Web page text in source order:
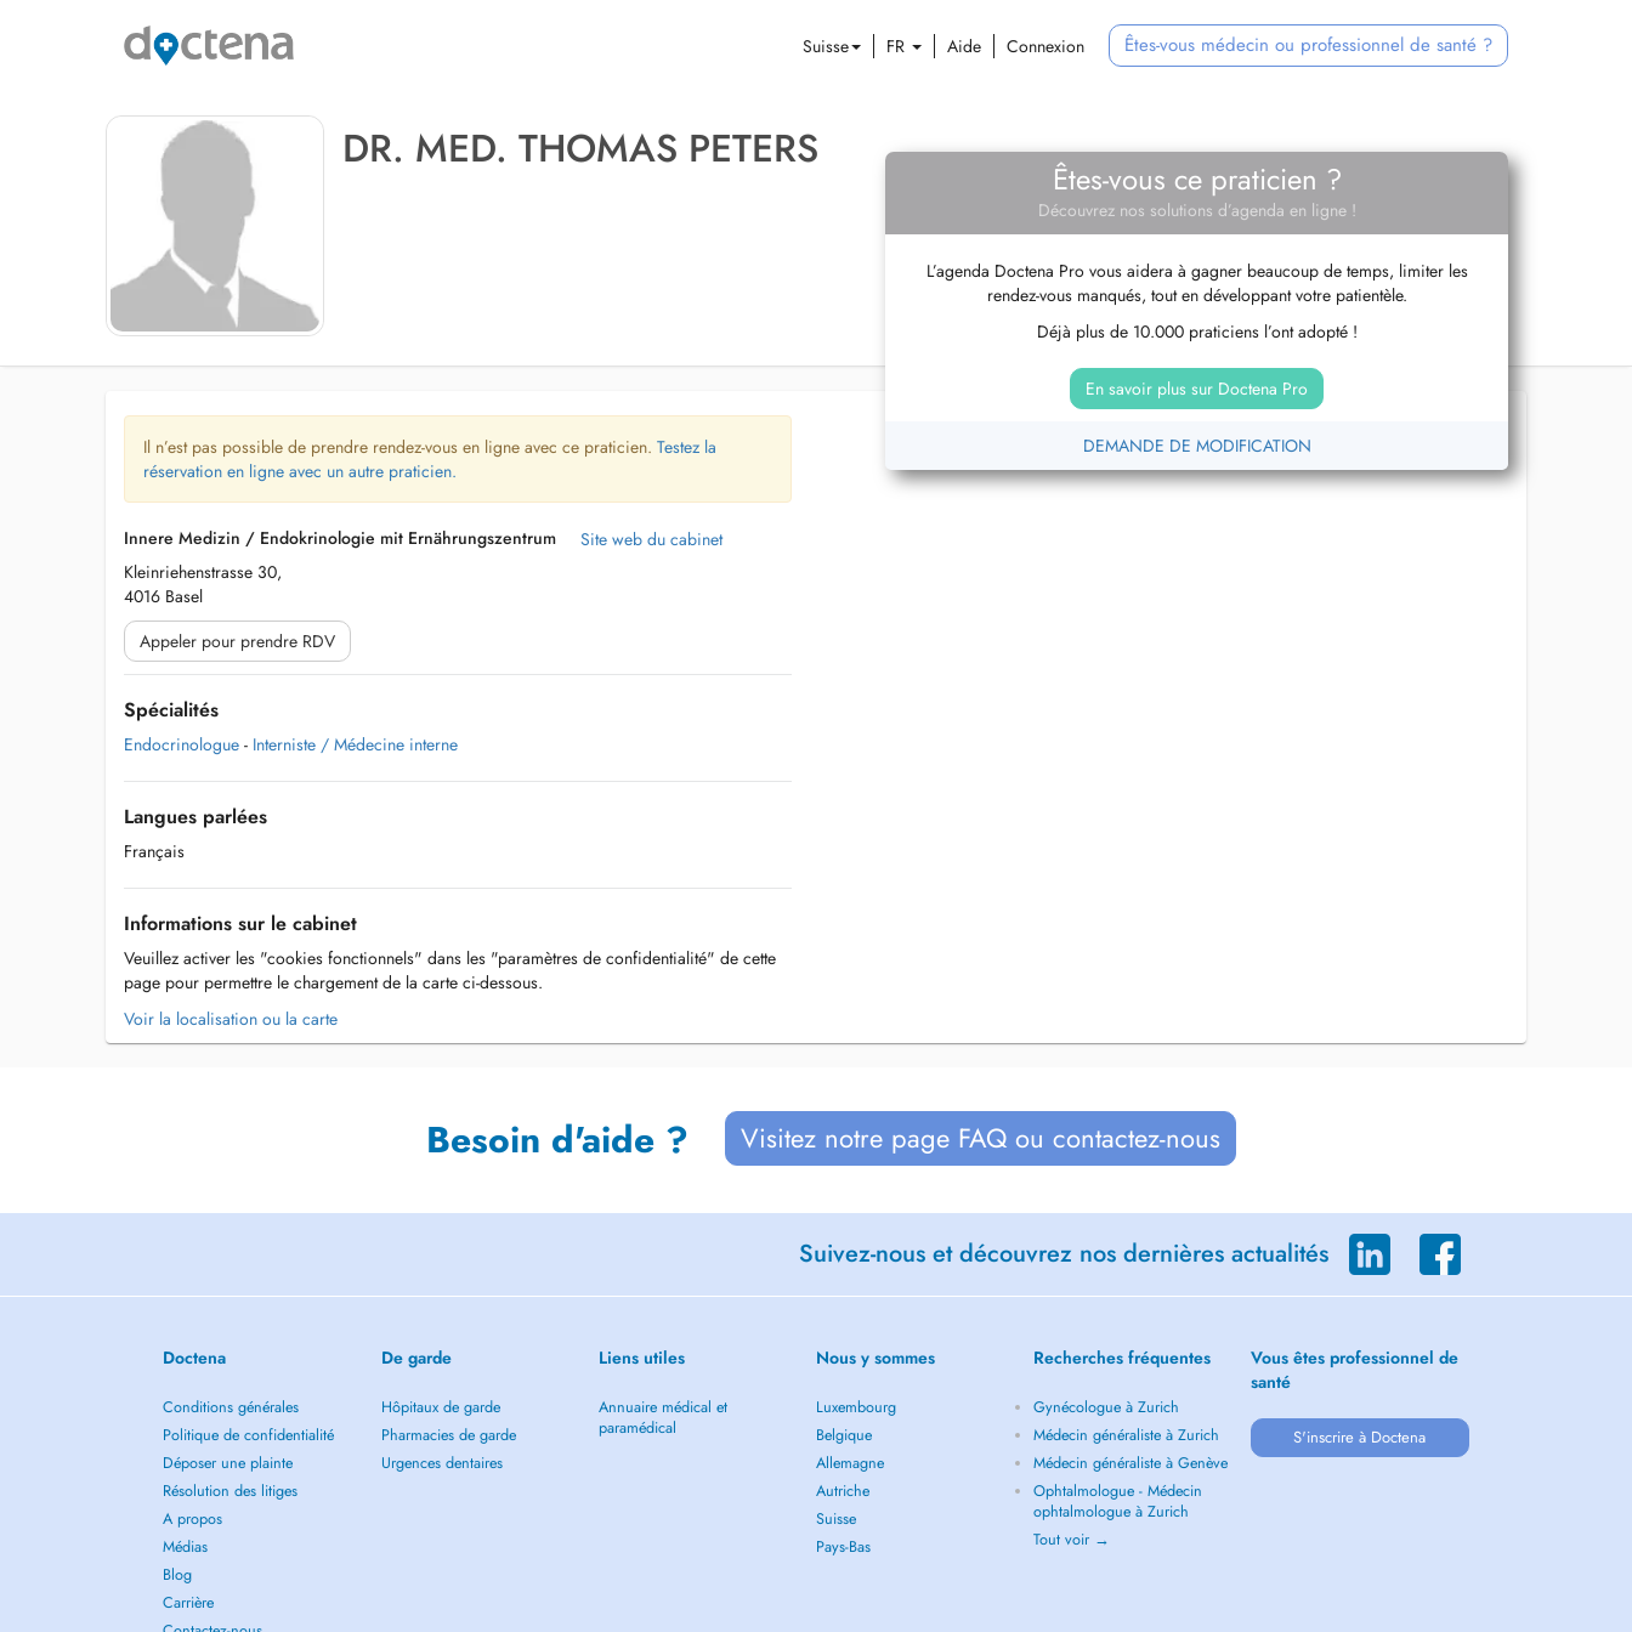
Suisse FR Aide Connexion Êtes-vous médecin ou professionnel de santé ?
DR. MED. THOMAS PETERS
Êtes-vous ce praticien ?
Découvrez nos solutions d’agenda en ligne !
L’agenda Doctena Pro vous aidera à gagner beaucoup de temps, limiter les
rendez-vous manqués, tout en développant votre patientèle.
Déjà plus de 10.000 praticiens l’ont adopté !
En savoir plus sur Doctena Pro
DEMANDE DE MODIFICATION
Il n’est pas possible de prendre rendez-vous en ligne avec ce praticien. Testez la
réservation en ligne avec un autre praticien.
Innere Medizin / Endokrinologie mit Ernährungszentrum
Kleinriehenstrasse 30,
4016 Basel
Site web du cabinet
Appeler pour prendre RDV
Spécialités
Endocrinologue - Interniste / Médecine interne
Langues parlées
Français
Informations sur le cabinet
Veuillez activer les "cookies fonctionnels" dans les "paramètres de confidentialité" de cette
page pour permettre le chargement de la carte ci-dessous.
Voir la localisation ou la carte
Besoin d'aide ? Visitez notre page FAQ ou contactez-nous
Suivez-nous et découvrez nos dernières actualités
Doctena
Conditions générales
Politique de confidentialité
Déposer une plainte
Résolution des litiges
A propos
Médias
Blog
Carrière
De garde
Hôpitaux de garde
Pharmacies de garde
Urgences dentaires
Liens utiles
Annuaire médical et
paramédical
Nous y sommes
Luxembourg
Belgique
Allemagne
Autriche
Suisse
Pays-Bas
Recherches fréquentes
Gynécologue à Zurich
Médecin généraliste à Zurich
Médecin généraliste à Genève
Ophtalmologue - Médecin
ophtalmologue à Zurich
Tout voir →
Vous êtes professionnel de
santé
S'inscrire à Doctena